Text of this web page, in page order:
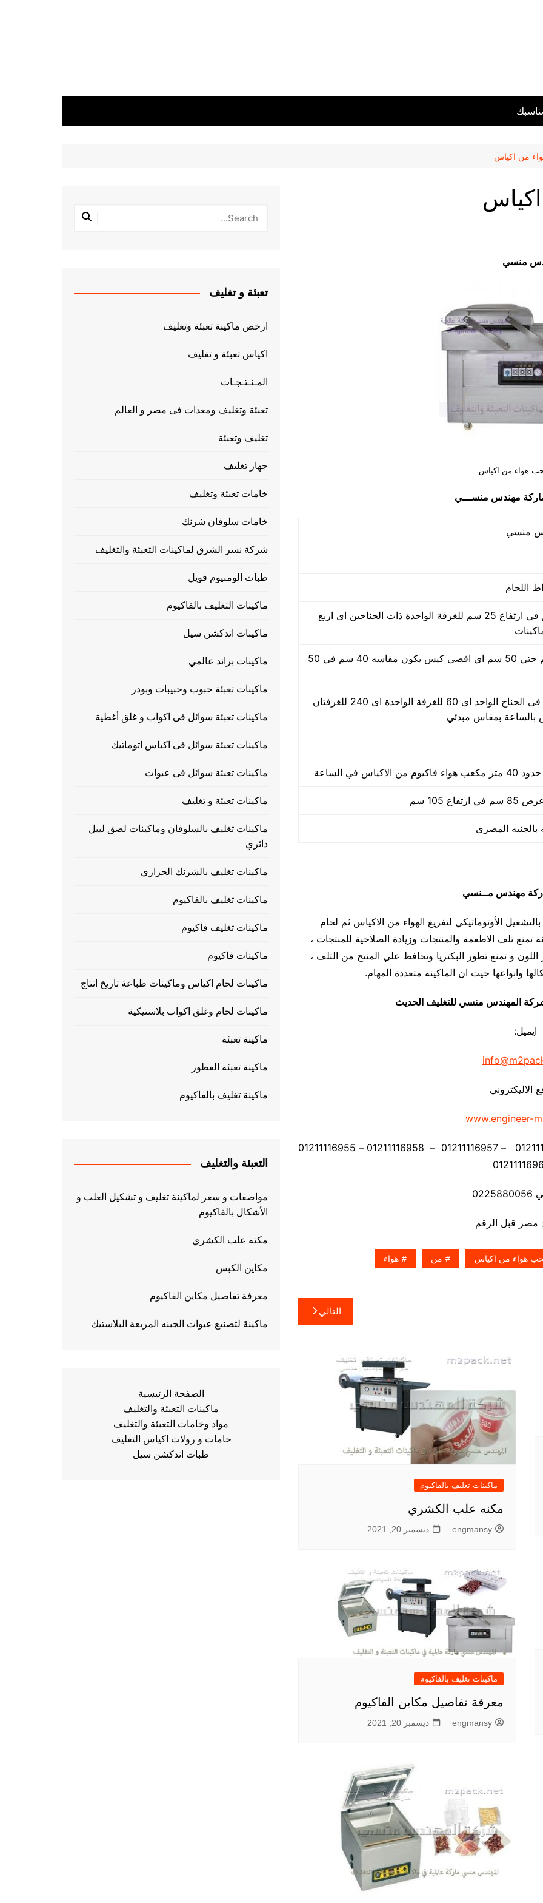
من اكياس
هواء من اكياس
50 سم في 40 سم في ارتفاع 25 سم للغرقة الواحدة ذات الجناحين اى اربع
مقاس من واحد سم حتي 50 سم اي اقصي كيس يكون مقاسه 40 سم في 50
30 ضغطة بالدقيقة فى الجناح الواحد اى 60 للغرفة الواحدة اى 240 للغرفتان
في الساعة
منــــسي بالتشغيل الأوتوماتيكي لتفريغ الهواء من الاكياس ثم لحام
تلف الاطعمة والمنتجات وزيادة الصلاحية للمنتجات ،
و تمنع تطور البكتريا وتحافظ علي المنتج من التلف ،
وانواعها حيث ان الماكينة متعددة المهام.
شركة المهندس منسي للتغليف الحديث
ايميل:
الاليكتروني
www.engineer-
موبايل: 01211116954 – 01211116955 – 01211116956 – 01211116957 – 01211116958 – 01211116955
هواء من اكياس من هواء
التالي
ماكينات تغليف بالفاكيوم
مكنه علب الكشري
engmansy ديسمبر 20, 2021
ماكينات تغليف بالفاكيوم
معرفة تفاصيل مكاين الفاكيوم
engmansy ديسمبر 20, 2021
تعبئة و تغليف
ارخص ماكينة تعبئة وتغليف
اكياس تعبئة و تغليف
المـنـتـجـات
تعبئة وتغليف ومعدات فى مصر و العالم
تغليف وتعبئة
جهاز تغليف
خامات تعبئة وتغليف
خامات سلوفان شرنك
شركة نسر الشرق لماكينات التعبئة والتغليف
طبات الومنيوم فويل
ماكينات التغليف بالفاكيوم
ماكينات اندكشن سيل
ماكينات براند عالمي
ماكينات تعبئة حبوب وحبيبات وبودر
ماكينات تعبئة سوائل فى اكواب و غلق أغطية
ماكينات تعبئة سوائل فى اكياس اتوماتيك
ماكينات تعبئة سوائل فى عبوات
ماكينات تعبئة و تغليف
ماكينات تغليف بالسلوفان وماكينات لصق ليبل
دائري
ماكينات تغليف بالشرنك الحراري
ماكينات تغليف بالفاكيوم
ماكينات تغليف فاكيوم
ماكينات فاكيوم
ماكينات لحام اكياس وماكينات طباعة تاريخ انتاج
ماكينات لحام وغلق اكواب بلاستيكية
ماكينة تعبئة
ماكينة تعبئة العطور
ماكينة تغليف بالفاكيوم
التعبئة والتغليف
مواصفات و سعر لماكينة تغليف و تشكيل العلب و
الأشكال بالفاكيوم
مكنه علب الكشري
مكاين الكبس
معرفة تفاصيل مكاين الفاكيوم
ماكينهً لتصنيع عبوات الجبنه المربعة البلاستيك
الصفحة الرئيسية
ماكينات التعبئة والتغليف
مواد وخامات التعبئة والتغليف
خامات و رولات اكياس التغليف
طبات اندكشن سيل